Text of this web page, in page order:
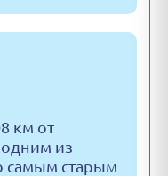
км от
одним из
самым старым